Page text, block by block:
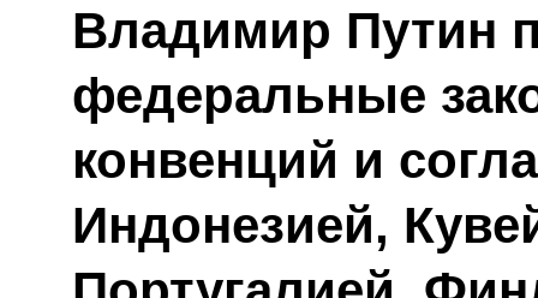
Владимир Путин
федеральные
конвенций и
Индонезией,